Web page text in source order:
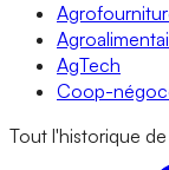
AgTech
Coop-
Tout l'historique